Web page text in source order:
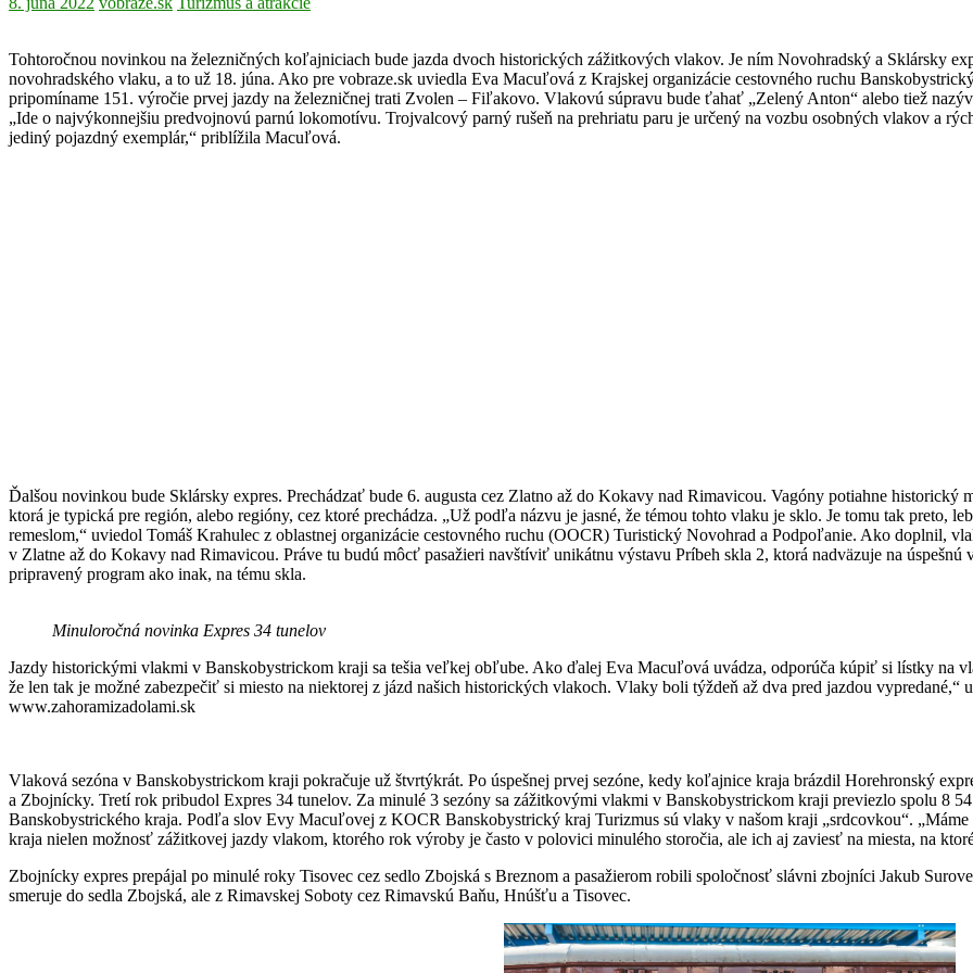
Tohtoročnou novinkou na železničných koľajniciach bude jazda dvoch historických zážitkových vlakov. Je ním Novohradský a Sklársky
novohradského vlaku, a to už 18. júna. Ako pre vobraze.sk uviedla Eva Macuľová z Krajskej organizácie cestovného ruchu
pripomíname 151. výročie prvej jazdy na železničnej trati Zvolen – Fiľakovo. Vlakovú súpravu bude ťahať „Zelený Anton“ alebo tiež
„Ide o najvýkonnejšiu predvojnovú parnú lokomotívu. Trojvalcový parný rušeň na prehriatu paru je určený na vozbu osobných vlakov a
jediný pojazdný exemplár,“ priblížila Macuľová.
Ďalšou novinkou bude Sklársky expres. Prechádzať bude 6. augusta cez Zlatno až do Kokavy nad Rimavicou. Vagóny potiahne
ktorá je typická pre región, alebo regióny, cez ktoré prechádza. „Už podľa názvu je jasné, že témou tohto vlaku je sklo. Je tomu tak preto,
remeslom,“ uviedol Tomáš Krahulec z oblastnej organizácie cestovného ruchu (OOCR) Turistický Novohrad a Podpoľanie. Ako doplnil,
v Zlatne až do Kokavy nad Rimavicou. Práve tu budú môcť pasažieri navštíviť unikátnu výstavu Príbeh skla 2, ktorá nadväzuje na úspešnú
pripravený program ako inak, na tému skla.
Minuloročná novinka Expres 34 tunelov
Jazdy historickými vlakmi v Banskobystrickom kraji sa tešia veľkej obľube. Ako ďalej Eva Macuľová uvádza, odporúča kúpiť si lístky na
že len tak je možné zabezpečiť si miesto na niektorej z jázd našich historických vlakoch. Vlaky boli týždeň až dva pred jazdou
www.zahoramizadolami.sk
Vlaková sezóna v Banskobystrickom kraji pokračuje už štvrtýkrát. Po úspešnej prvej sezóne, kedy koľajnice kraja brázdil Horehronský
a Zbojnícky. Tretí rok pribudol Expres 34 tunelov. Za minulé 3 sezóny sa zážitkovými vlakmi v Banskobystrickom kraji previezlo spolu 8
Banskobystrického kraja. Podľa slov Evy Macuľovej z KOCR Banskobystrický kraj Turizmus sú vlaky v našom kraji „srdcovkou“.
kraja nielen možnosť zážitkovej jazdy vlakom, ktorého rok výroby je často v polovici minulého storočia, ale ich aj zaviesť na miesta, na
Zbojnícky expres prepájal po minulé roky Tisovec cez sedlo Zbojská s Breznom a pasažierom robili spoločnosť slávni zbojníci Jakub
smeruje do sedla Zbojská, ale z Rimavskej Soboty cez Rimavskú Baňu, Hnúšťu a Tisovec.